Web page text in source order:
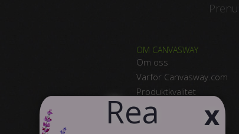
OM CANVASWAY
Om oss
Varför Canvasway.com
Produktkvalitet
Omdömen
Kontakt
x
​Rea